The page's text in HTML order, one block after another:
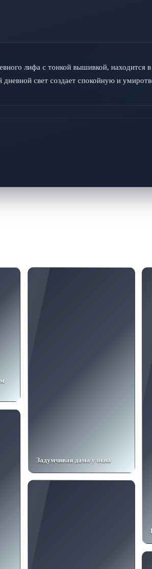
лифа с тонкой вышивкой, находится
свет создает спокойную и
Задумчивая дама у окна